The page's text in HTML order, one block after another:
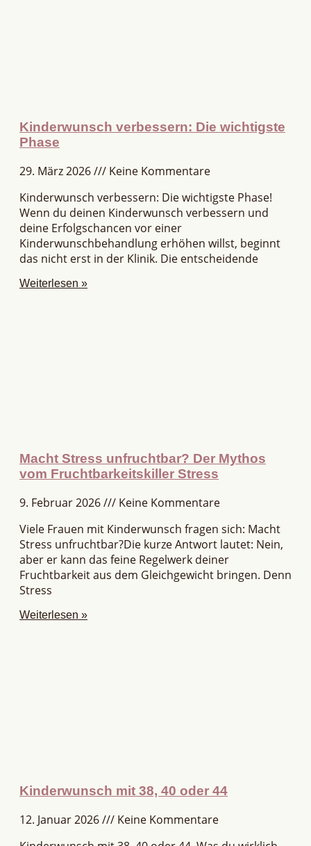
Kinderwunsch verbessern: Die wichtigste
Phase
29. März 2026
Keine Kommentare
Kinderwunsch verbessern: Die wichtigste Phase!
Wenn du deinen Kinderwunsch verbessern und
deine Erfolgschancen vor einer
Kinderwunschbehandlung erhöhen willst, beginnt
das nicht erst in der Klinik. Die entscheidende
Weiterlesen »
Macht Stress unfruchtbar? Der Mythos
vom Fruchtbarkeitskiller Stress
9. Februar 2026
Keine Kommentare
Viele Frauen mit Kinderwunsch fragen sich: Macht
Stress unfruchtbar?Die kurze Antwort lautet: Nein,
aber er kann das feine Regelwerk deiner
Fruchtbarkeit aus dem Gleichgewicht bringen. Denn
Stress
Weiterlesen »
Kinderwunsch mit 38, 40 oder 44
12. Januar 2026
Keine Kommentare